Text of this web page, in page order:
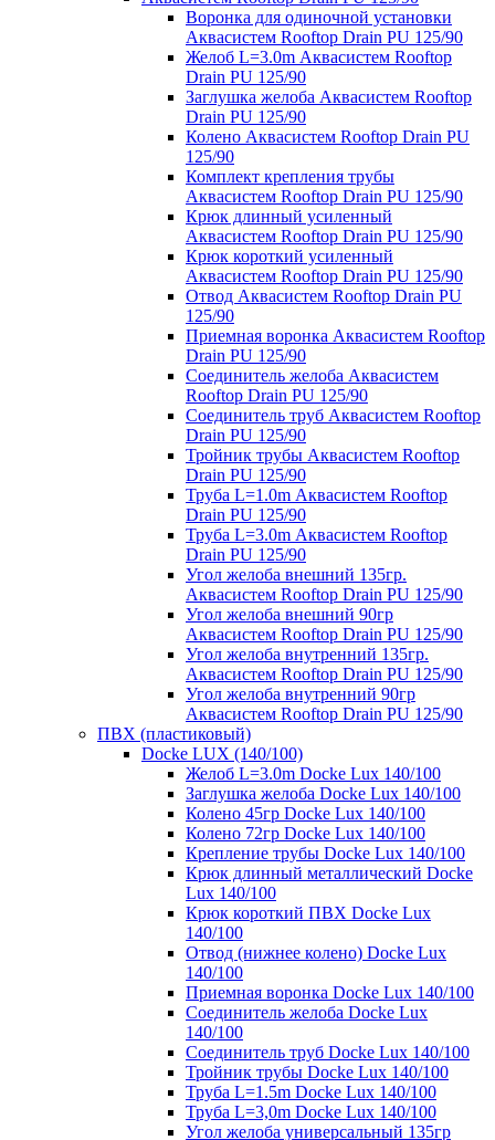
Воронка для одиночной установки
Аквасистем Rooftop Drain PU 125/90
Желоб L=3.0m Аквасистем Rooftop
Drain PU 125/90
Заглушка желоба Аквасистем Rooftop
Drain PU 125/90
Колено Аквасистем Rooftop Drain PU
125/90
Комплект крепления трубы
Аквасистем Rooftop Drain PU 125/90
Крюк длинный усиленный
Аквасистем Rooftop Drain PU 125/90
Крюк короткий усиленный
Аквасистем Rooftop Drain PU 125/90
Отвод Аквасистем Rooftop Drain PU
125/90
Приемная воронка Аквасистем Rooftop
Drain PU 125/90
Соединитель желоба Аквасистем
Rooftop Drain PU 125/90
Соединитель труб Аквасистем Rooftop
Drain PU 125/90
Тройник трубы Аквасистем Rooftop
Drain PU 125/90
Труба L=1.0m Аквасистем Rooftop
Drain PU 125/90
Труба L=3.0m Аквасистем Rooftop
Drain PU 125/90
Угол желоба внешний 135гр.
Аквасистем Rooftop Drain PU 125/90
Угол желоба внешний 90гр
Аквасистем Rooftop Drain PU 125/90
Угол желоба внутренний 135гр.
Аквасистем Rooftop Drain PU 125/90
Угол желоба внутренний 90гр
Аквасистем Rooftop Drain PU 125/90
ПВХ (пластиковый)
Docke LUX (140/100)
Желоб L=3.0m Docke Lux 140/100
Заглушка желоба Docke Lux 140/100
Колено 45гр Docke Lux 140/100
Колено 72гр Docke Lux 140/100
Крепление трубы Docke Lux 140/100
Крюк длинный металлический Docke
Lux 140/100
Крюк короткий ПВХ Docke Lux
140/100
Отвод (нижнее колено) Docke Lux
140/100
Приемная воронка Docke Lux 140/100
Соединитель желоба Docke Lux
140/100
Соединитель труб Docke Lux 140/100
Тройник трубы Docke Lux 140/100
Труба L=1.5m Docke Lux 140/100
Труба L=3,0m Docke Lux 140/100
Угол желоба универсальный 135гр